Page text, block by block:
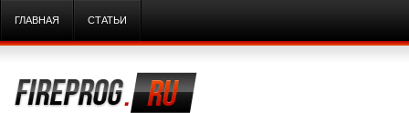
ГЛАВНАЯ СТАТЬИ